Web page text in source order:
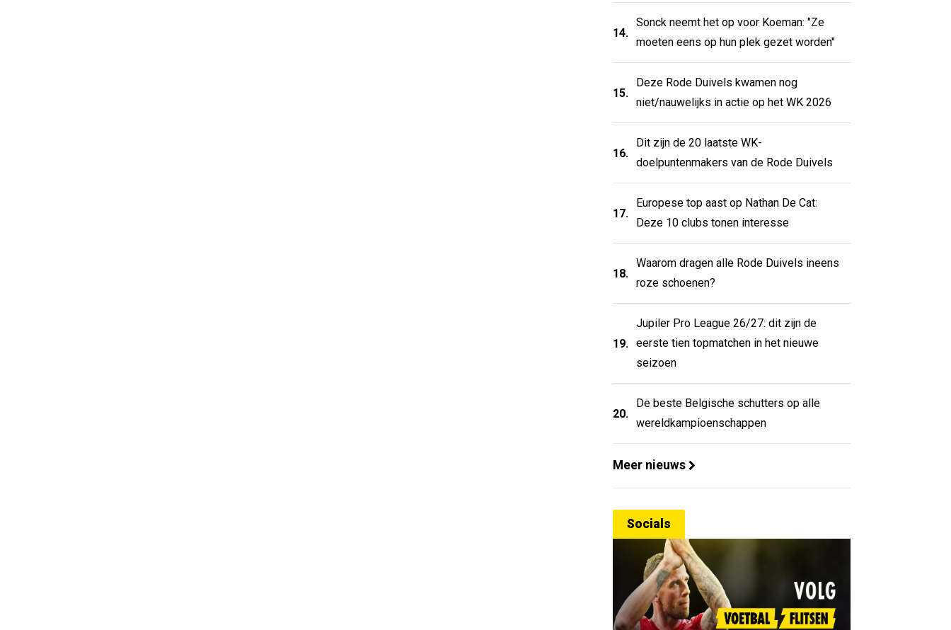
14.
Sonck neemt het op voor Koeman: "Ze
moeten eens op hun plek gezet worden"
15.
Deze Rode Duivels kwamen nog
niet/nauwelijks in actie op het WK 2026
16.
Dit zijn de 20 laatste WK-
doelpuntenmakers van de Rode Duivels
17.
Europese top aast op Nathan De Cat:
Deze 10 clubs tonen interesse
18.
Waarom dragen alle Rode Duivels ineens
roze schoenen?
19.
Jupiler Pro League 26/27: dit zijn de
eerste tien topmatchen in het nieuwe
seizoen
20.
De beste Belgische schutters op alle
wereldkampioenschappen
Meer nieuws
Socials